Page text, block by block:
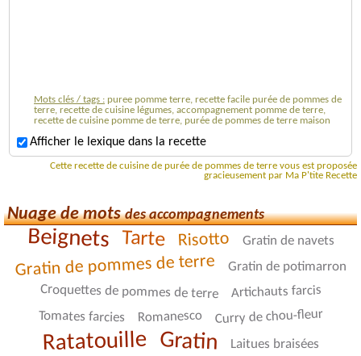
Mots clés / tags : puree pomme terre, recette facile purée de pommes de
terre, recette de cuisine légumes, accompagnement pomme de terre,
recette de cuisine pomme de terre, purée de pommes de terre maison
Afficher le lexique dans la recette
Cette recette de cuisine de purée de pommes de terre vous est proposée
gracieusement par Ma P'tite Recette
Nuage de motsdes accompagnements
Beignets Tarte Risotto Gratin de navets
Gratin de pommes de terre Gratin de potimarron
Croquettes de pommes de terre Artichauts farcis
Tomates farcies Romanesco Curry de chou-fleur
Ratatouille Gratin Laitues braisées